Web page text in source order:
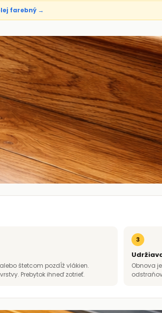
farebný →
štetcom pozdĺž vlákien.
Prebytok ihneď zotrieť.
3
Obnova